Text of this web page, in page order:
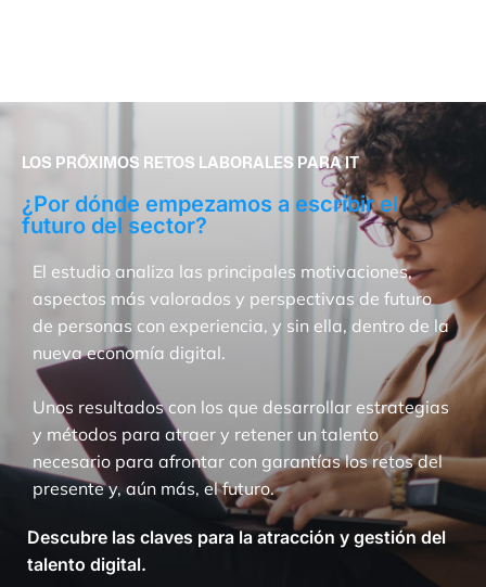
LOS PRÓXIMOS RETOS LABORALES PARA IT
¿Por dónde empezamos a escribir el
futuro del sector?
El estudio analiza las principales motivaciones,
aspectos más valorados y perspectivas de futuro
de personas con experiencia, y sin ella, dentro de la
nueva economía digital.
Unos resultados con los que desarrollar estrategias
y métodos para atraer y retener un talento
necesario para afrontar con garantías los retos del
presente y, aún más, el futuro.
Descubre las claves para la atracción y gestión del
talento digital.